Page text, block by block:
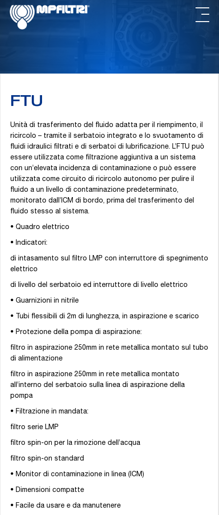
Passa
contenuto
Passa
FTU
Unità di trasferimento del fluido adatta per il riempimento, il
ricircolo – tramite il serbatoio integrato e lo svuotamento di
fluidi idraulici filtrati e di serbatoi di lubrificazione. L’FTU può
essere utilizzata come filtrazione aggiuntiva a un sistema
con un’elevata incidenza di contaminazione o può essere
utilizzata come circuito di ricircolo autonomo per pulire il
fluido a un livello di contaminazione predeterminato,
monitorato dall’ICM di bordo, prima del trasferimento del
fluido stesso al sistema.
• Quadro elettrico
• Indicatori:
di intasamento sul filtro LMP con interruttore di spegnimento
elettrico
di livello del serbatoio ed interruttore di livello elettrico
• Guarnizioni in nitrile
• Tubi flessibili di 2m di lunghezza, in aspirazione e scarico
• Protezione della pompa di aspirazione:
filtro in aspirazione 250mm in rete metallica montato sul tubo
di alimentazione
filtro in aspirazione 250mm in rete metallica montato
all’interno del serbatoio sulla linea di aspirazione della
pompa
• Filtrazione in mandata:
filtro serie LMP
filtro spin-on per la rimozione dell’acqua
filtro spin-on standard
• Monitor di contaminazione in linea (ICM)
• Dimensioni compatte
• Facile da usare e da manutenere